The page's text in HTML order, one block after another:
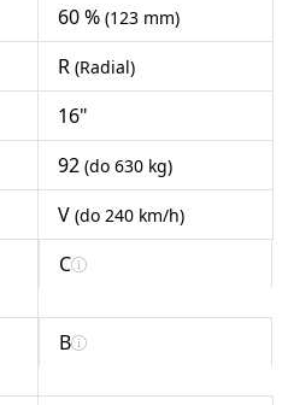
60 % (123 mm)
R (Radial)
16"
92 (do 630 kg)
V (do 240 km/h)
C
B